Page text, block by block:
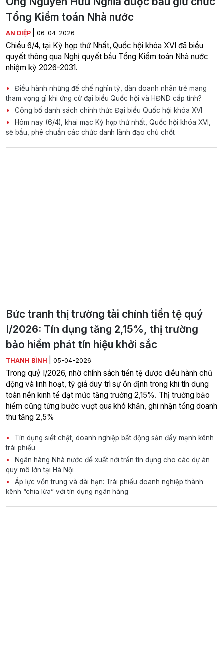
Tổng Kiểm toán Nhà nước
AN DIỆP 06-04-2026
Chiều 6/4, tại Kỳ họp thứ Nhất, Quốc hội khóa XVI đã biểu
quyết thông qua Nghị quyết bầu Tổng Kiểm toán Nhà nước
nhiệm kỳ 2026-2031.
Điều hành những đế chế nghìn tỷ, dàn doanh nhân trẻ mang
tham vọng gì khi ứng cử đại biểu Quốc hội và HĐND cấp tỉnh?
Công bố danh sách chính thức Đại biểu Quốc hội khóa XVI
Hôm nay (6/4), khai mạc Kỳ họp thứ nhất, Quốc hội khóa XVI,
sẽ bầu, phê chuẩn các chức danh lãnh đạo chủ chốt
Bức tranh thị trường tài chính tiền tệ quý
I/2026: Tín dụng tăng 2,15%, thị trường
bảo hiểm phát tín hiệu khởi sắc
THANH BÌNH 05-04-2026
Trong quý I/2026, nhờ chính sách tiền tệ được điều hành chủ
động và linh hoạt, tỷ giá duy trì sự ổn định trong khi tín dụng
toàn nền kinh tế đạt mức tăng trưởng 2,15%. Thị trường bảo
hiểm cũng từng bước vượt qua khó khăn, ghi nhận tổng doanh
thu tăng 2,5%
Tín dụng siết chặt, doanh nghiệp bất động sản đẩy mạnh kênh
trái phiếu
Ngân hàng Nhà nước đề xuất nới trần tín dụng cho các dự án
quy mô lớn tại Hà Nội
Áp lực vốn trung và dài hạn: Trái phiếu doanh nghiệp thành
kênh “chia lửa” với tín dụng ngân hàng